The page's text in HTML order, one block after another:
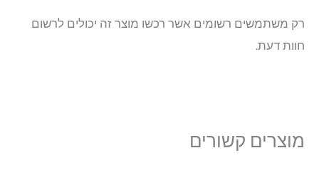
רק משתמשים רשומים אשר רכשו מוצר זה יכולים לרשום
חוות דעת.
מוצרים קשורים